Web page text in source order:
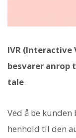
IVR (Interactive
besvarer anrop
tale.
Ved å be kunden
henhold til den